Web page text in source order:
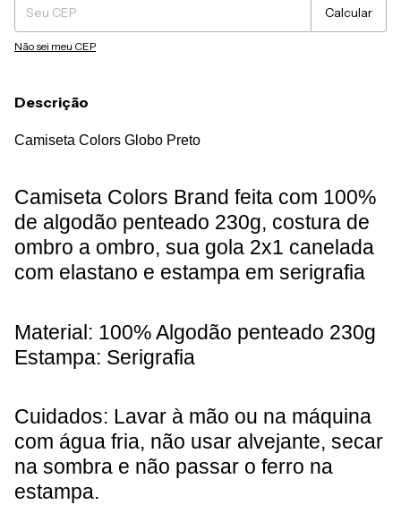
Calcular
Não sei meu CEP
Descrição
Camiseta Colors Globo Preto
Camiseta Colors Brand feita com 100%
de algodão penteado 230g, costura de
ombro a ombro, sua gola 2x1 canelada
com elastano e estampa em serigrafia
Material: 100% Algodão penteado 230g
Estampa: Serigrafia
Cuidados: Lavar à mão ou na máquina
com água fria, não usar alvejante, secar
na sombra e não passar o ferro na
estampa.